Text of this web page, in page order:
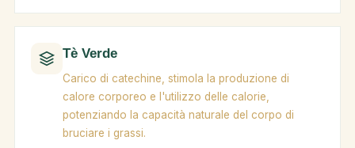
Tè Verde
Carico di catechine, stimola la produzione di
calore corporeo e l'utilizzo delle calorie,
potenziando la capacità naturale del corpo di
bruciare i grassi.